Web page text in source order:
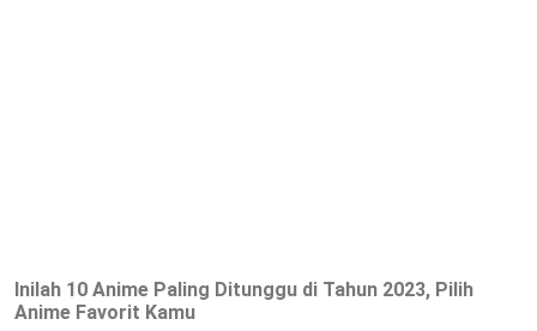
Inilah 10 Anime Paling Ditunggu di Tahun 2023, Pilih
Anime Favorit Kamu